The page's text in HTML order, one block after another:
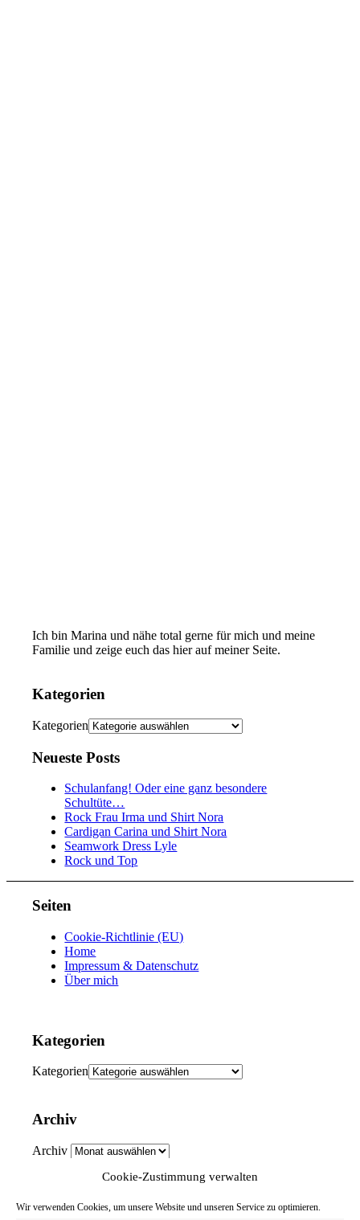
Cookie-Zustimmung verwalten
Wir verwenden Cookies, um unsere Website und unseren Service zu optimieren.
Ich bin Marina und nähe total gerne für mich und meine
Familie und zeige euch das hier auf meiner Seite.
Kategorien
Kategorien
Neueste Posts
Schulanfang! Oder eine ganz besondere
Schultüte…
Rock Frau Irma und Shirt Nora
Cardigan Carina und Shirt Nora
Seamwork Dress Lyle
Rock und Top
Seiten
Cookie-Richtlinie (EU)
Home
Impressum & Datenschutz
Über mich
Kategorien
Kategorien
Archiv
Archiv